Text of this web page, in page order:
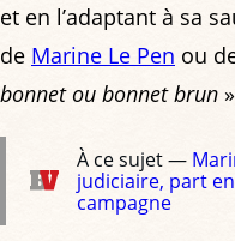
et en l’adaptant à sa
de Marine Le Pen ou
bonnet ou bonnet brun
À ce sujet —
judiciaire, part
campagne